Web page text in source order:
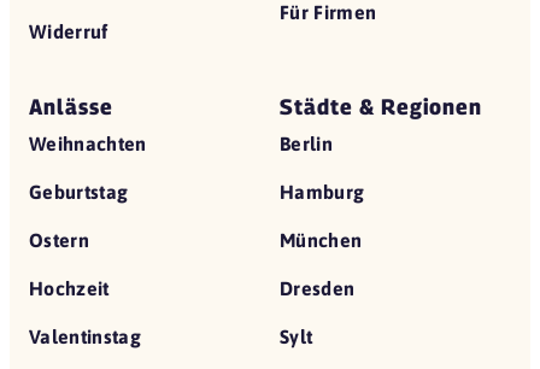
Widerruf
Für Firmen
Anlässe
Weihnachten
Geburtstag
Ostern
Hochzeit
Valentinstag
Städte & Regionen
Berlin
Hamburg
München
Dresden
Sylt